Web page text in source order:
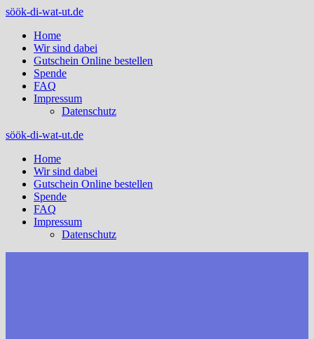
Zum
springen
söök-di-wat-ut.de
Home
Wir sind dabei
Gutschein Online bestellen
Spende
FAQ
Impressum
Datenschutz
söök-di-wat-ut.de
Home
Wir sind dabei
Gutschein Online bestellen
Spende
FAQ
Impressum
Datenschutz